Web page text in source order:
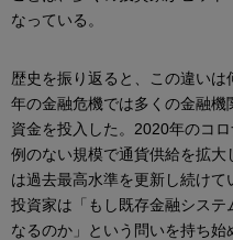
なっている。
歴史を振り返ると、この違い
年の金融危機では多くの金融
資金を投入した。2020年のコ
例のない規模で通貨供給を拡
は過去最高水準を更新し続け
投資家は「もし既存金融システ
なるのか」という問いを持ち始